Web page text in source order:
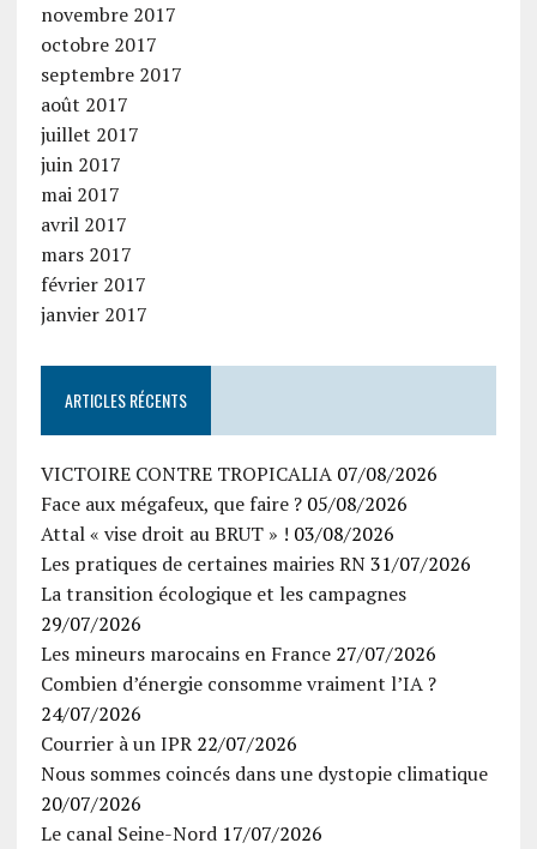
novembre 2017
octobre 2017
septembre 2017
août 2017
juillet 2017
juin 2017
mai 2017
avril 2017
mars 2017
février 2017
janvier 2017
ARTICLES RÉCENTS
VICTOIRE CONTRE TROPICALIA 07/08/2026
Face aux mégafeux, que faire ? 05/08/2026
Attal « vise droit au BRUT » ! 03/08/2026
Les pratiques de certaines mairies RN 31/07/2026
La transition écologique et les campagnes
29/07/2026
Les mineurs marocains en France 27/07/2026
Combien d’énergie consomme vraiment l’IA ?
24/07/2026
Courrier à un IPR 22/07/2026
Nous sommes coincés dans une dystopie climatique
20/07/2026
Le canal Seine-Nord 17/07/2026